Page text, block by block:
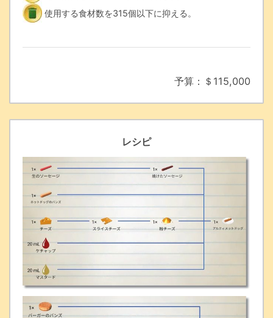
使用する食材数を315個以下に抑える。
予算：＄115,000
レシピ